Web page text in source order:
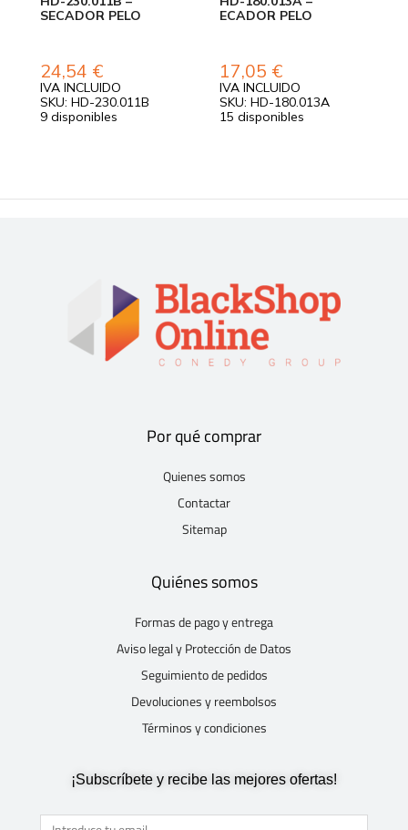
SECADOR PELO
24,54 €
IVA INCLUIDO
SKU: HD-230.011B
9 disponibles
ECADOR PELO
17,05 €
IVA INCLUIDO
SKU: HD-180.013A
15 disponibles
Por qué comprar
Quienes somos
Contactar
Sitemap
Quiénes somos
Formas de pago y entrega
Aviso legal y Protección de Datos
Seguimiento de pedidos
Devoluciones y reembolsos
Términos y condiciones
¡Subscríbete y recibe las mejores ofertas!